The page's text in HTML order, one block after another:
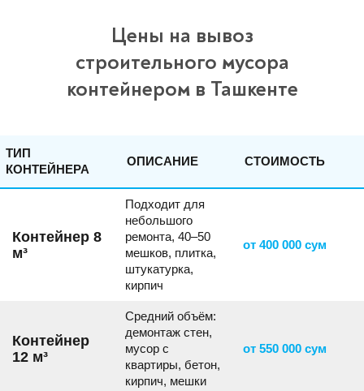
Цены на вывоз
строительного мусора
контейнером в Ташкенте
ТИП
КОНТЕЙНЕРА
ОПИСАНИЕ СТОИМОСТЬ
Контейнер 8
м³
Подходит для
небольшого
ремонта, 40–50
мешков, плитка,
штукатурка,
кирпич
от 400 000 сум
Контейнер
12 м³
Средний объём:
демонтаж стен,
мусор с
квартиры, бетон,
кирпич, мешки
от 550 000 сум